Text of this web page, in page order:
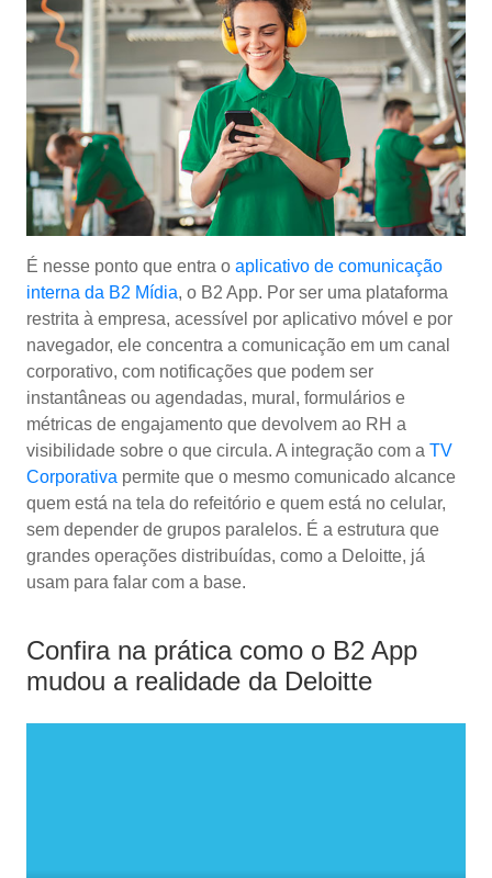
É nesse ponto que entra o aplicativo de comunicação
interna da B2 Mídia, o B2 App. Por ser uma plataforma
restrita à empresa, acessível por aplicativo móvel e por
navegador, ele concentra a comunicação em um canal
corporativo, com notificações que podem ser
instantâneas ou agendadas, mural, formulários e
métricas de engajamento que devolvem ao RH a
visibilidade sobre o que circula. A integração com a TV
Corporativa permite que o mesmo comunicado alcance
quem está na tela do refeitório e quem está no celular,
sem depender de grupos paralelos. É a estrutura que
grandes operações distribuídas, como a Deloitte, já
usam para falar com a base.
Confira na prática como o B2 App
mudou a realidade da Deloitte